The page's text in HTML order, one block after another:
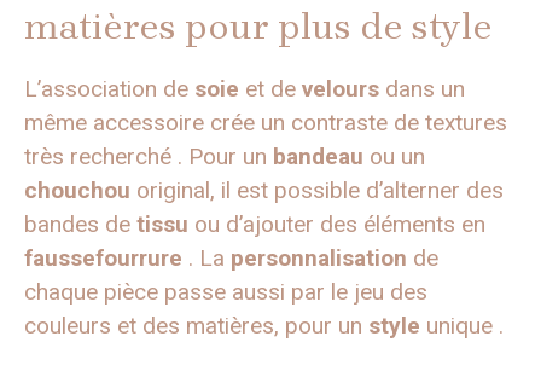
matières pour plus de style
L’association de soie et de velours dans un
même accessoire crée un contraste de textures
très recherché . Pour un bandeau ou un
chouchou original, il est possible d’alterner des
bandes de tissu ou d’ajouter des éléments en
faussefourrure . La personnalisation de
chaque pièce passe aussi par le jeu des
couleurs et des matières, pour un style unique .